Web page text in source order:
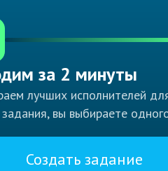
за 2 минуты
лучших исполнителей
вы выбираете
Создать задание